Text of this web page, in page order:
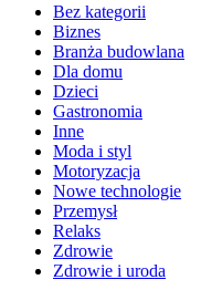
Bez kategorii
Biznes
Branża budowlana
Dla domu
Dzieci
Gastronomia
Inne
Moda i styl
Motoryzacja
Nowe technologie
Przemysł
Relaks
Zdrowie
Zdrowie i uroda